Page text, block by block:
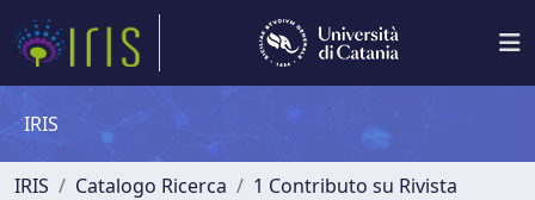
IRIS
IRIS Catalogo Ricerca
1 Contributo su Rivista